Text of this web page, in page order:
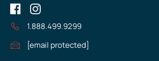
1.888.499.9299
[email protected]